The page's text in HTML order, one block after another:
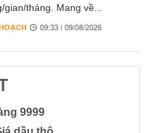
gian/tháng. Mang về...
09:33 | 09/08/2026
9999